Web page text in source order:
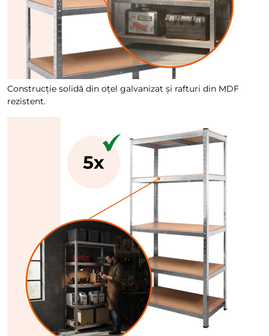
Construcție solidă din oțel galvanizat și rafturi din MDF
rezistent.